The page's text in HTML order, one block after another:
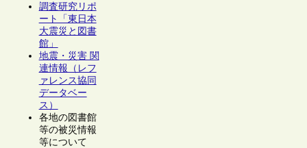
調査研究リポ
ート「東日本
大震災と図書
館」
地震・災害 関
連情報（レフ
ァレンス協同
データベー
ス）
各地の図書館
等の被災情報
等について